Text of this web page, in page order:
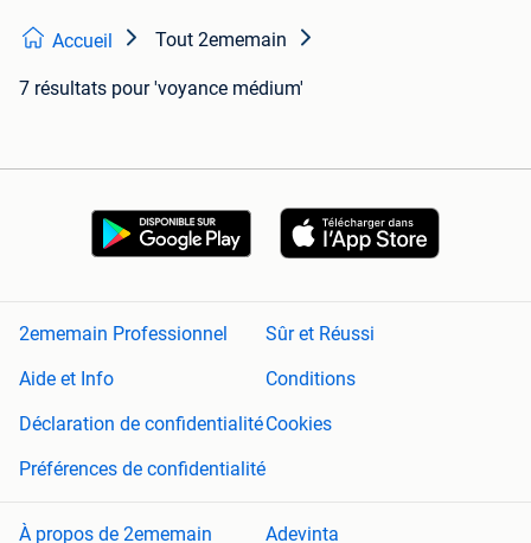
Accueil Tout 2ememain
7 résultats pour 'voyance médium'
2ememain Professionnel
Sûr et Réussi
Aide et Info
Conditions
Déclaration de confidentialitéCookies
Préférences de confidentialité
À propos de 2ememain Adevinta